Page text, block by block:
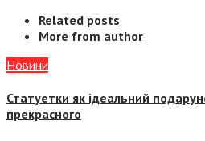
Related posts
More from author
Новини
Статуетки як ідеальний
прекрасного